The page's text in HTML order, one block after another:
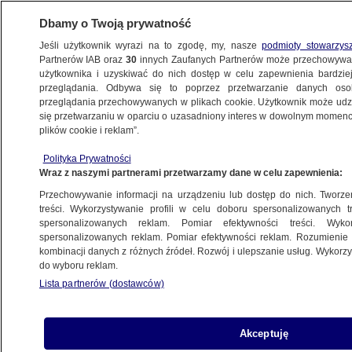
KROPKA NAD I
który też leży na stole"
30.10.2023, 21:44
Udostępnij
Dbamy o Twoją prywatność
Jeśli użytkownik wyrazi na to zgodę, my, naszepodmioty
Partnerów IAB oraz30 innych Zaufanych Partnerów może
użytkownika i uzyskiwać do nich dostęp w celu zapewnienia
przeglądania. Odbywa się to poprzez przetwarzanie danych
przeglądania przechowywanych w plikach cookie. Użytkownik może
się przetwarzaniu w oparciu o uzasadniony interes w dowolnym
plików cookie i reklam”.
Polityka Prywatności
Wraz z naszymi partnerami przetwarzamy dane w celu zapewnienia:
Przechowywanie informacji na urządzeniu lub dostęp do nich.
treści. Wykorzystywanie profili w celu doboru spersonalizowanych
spersonalizowanych reklam. Pomiar efektywności treści.
spersonalizowanych reklam. Pomiar efektywności reklam.
kombinacji danych z różnych źródeł. Rozwój i ulepszanie usług.
do wyboru reklam.
Lista partnerów (dostawców)
Akceptuję